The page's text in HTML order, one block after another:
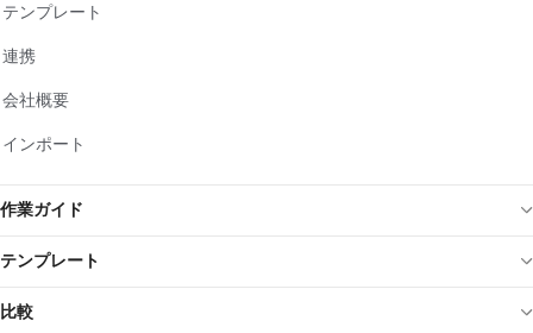
テンプレート
連携
会社概要
インポート
作業ガイド
テンプレート
比較